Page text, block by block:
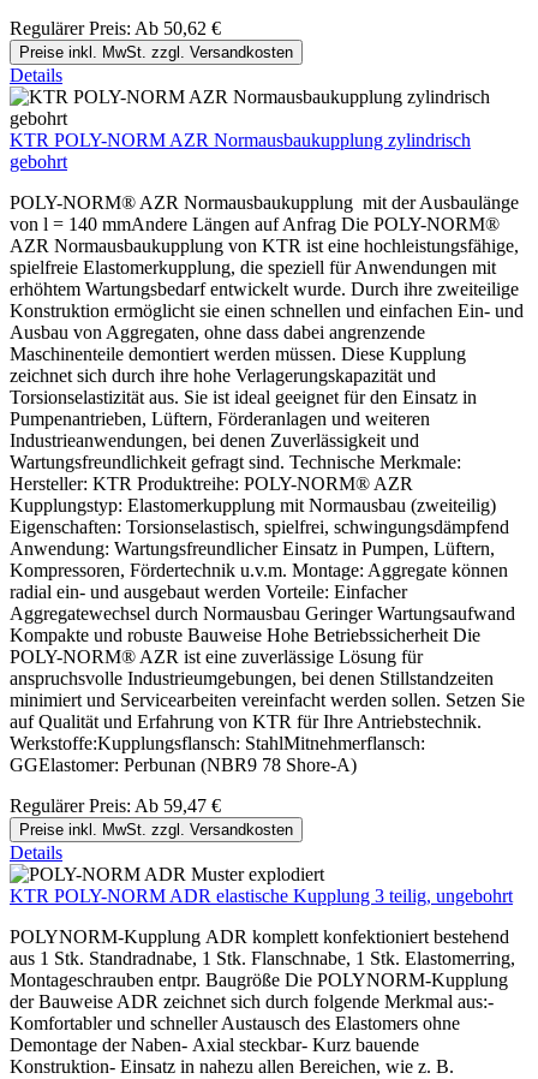
Regulärer Preis: Ab 50,62 €
Preise inkl. MwSt. zzgl. Versandkosten
Details
KTR POLY-NORM AZR Normausbaukupplung zylindrisch
gebohrt
POLY-NORM® AZR Normausbaukupplung mit der Ausbaulänge
von l = 140 mmAndere Längen auf Anfrag Die POLY-NORM®
AZR Normausbaukupplung von KTR ist eine hochleistungsfähige,
spielfreie Elastomerkupplung, die speziell für Anwendungen mit
erhöhtem Wartungsbedarf entwickelt wurde. Durch ihre zweiteilige
Konstruktion ermöglicht sie einen schnellen und einfachen Ein- und
Ausbau von Aggregaten, ohne dass dabei angrenzende
Maschinenteile demontiert werden müssen. Diese Kupplung
zeichnet sich durch ihre hohe Verlagerungskapazität und
Torsionselastizität aus. Sie ist ideal geeignet für den Einsatz in
Pumpenantrieben, Lüftern, Förderanlagen und weiteren
Industrieanwendungen, bei denen Zuverlässigkeit und
Wartungsfreundlichkeit gefragt sind. Technische Merkmale:
Hersteller: KTR Produktreihe: POLY-NORM® AZR
Kupplungstyp: Elastomerkupplung mit Normausbau (zweiteilig)
Eigenschaften: Torsionselastisch, spielfrei, schwingungsdämpfend
Anwendung: Wartungsfreundlicher Einsatz in Pumpen, Lüftern,
Kompressoren, Fördertechnik u.v.m. Montage: Aggregate können
radial ein- und ausgebaut werden Vorteile: Einfacher
Aggregatewechsel durch Normausbau Geringer Wartungsaufwand
Kompakte und robuste Bauweise Hohe Betriebssicherheit Die
POLY-NORM® AZR ist eine zuverlässige Lösung für
anspruchsvolle Industrieumgebungen, bei denen Stillstandzeiten
minimiert und Servicearbeiten vereinfacht werden sollen. Setzen Sie
auf Qualität und Erfahrung von KTR für Ihre Antriebstechnik.
Werkstoffe:Kupplungsflansch: StahlMitnehmerflansch:
GGElastomer: Perbunan (NBR9 78 Shore-A)
Regulärer Preis: Ab 59,47 €
Preise inkl. MwSt. zzgl. Versandkosten
Details
KTR POLY-NORM ADR elastische Kupplung 3 teilig, ungebohrt
POLYNORM-Kupplung ADR komplett konfektioniert bestehend
aus 1 Stk. Standradnabe, 1 Stk. Flanschnabe, 1 Stk. Elastomerring,
Montageschrauben entpr. Baugröße Die POLYNORM-Kupplung
der Bauweise ADR zeichnet sich durch folgende Merkmal aus:-
Komfortabler und schneller Austausch des Elastomers ohne
Demontage der Naben- Axial steckbar- Kurz bauende
Konstruktion- Einsatz in nahezu allen Bereichen, wie z. B.